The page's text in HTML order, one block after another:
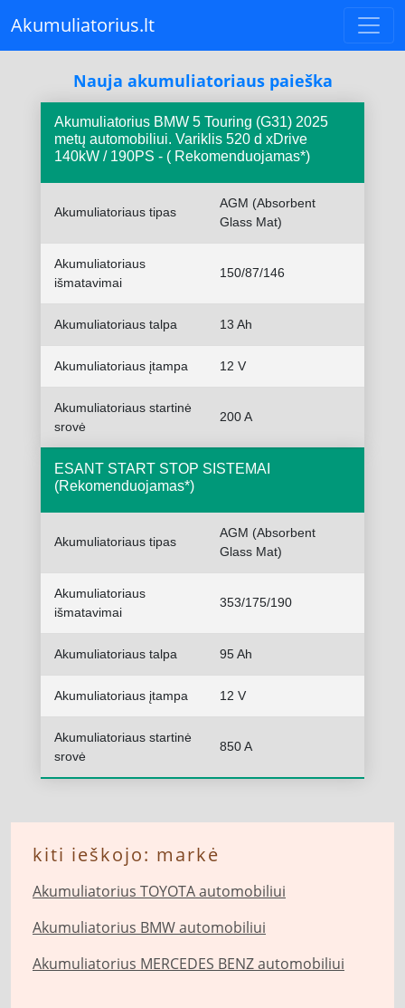
Akumuliatorius.lt
Nauja akumuliatoriaus paieška
Akumuliatorius BMW 5 Touring (G31) 2025
metų automobiliui. Variklis 520 d xDrive
140kW / 190PS - ( Rekomenduojamas*)
Akumuliatoriaus tipas
AGM (Absorbent
Glass Mat)
Akumuliatoriaus
išmatavimai
150/87/146
Akumuliatoriaus talpa 13 Ah
Akumuliatoriaus įtampa 12 V
Akumuliatoriaus startinė
srovė
200 A
ESANT START STOP SISTEMAI
(Rekomenduojamas*)
Akumuliatoriaus tipas
AGM (Absorbent
Glass Mat)
Akumuliatoriaus
išmatavimai
353/175/190
Akumuliatoriaus talpa 95 Ah
Akumuliatoriaus įtampa 12 V
Akumuliatoriaus startinė
srovė
850 A
kiti ieškojo: markė
Akumuliatorius TOYOTA automobiliui
Akumuliatorius BMW automobiliui
Akumuliatorius MERCEDES BENZ automobiliui